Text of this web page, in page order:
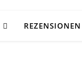
REZENSIONEN